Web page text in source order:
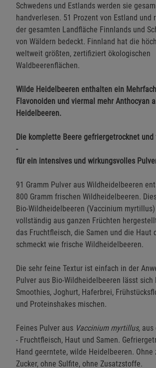
Schwedens und Estlands werden sie
handverlesen. 51 Prozent von Estland und
der gesamten Landfläche Finnlands und
von Wäldern bedeckt. Finnland hat die
weltweit größten, zertifiziert ökologischen
Waldbeerenflächen.
Wilde Heidelbeeren enthalten ein
Flavonoiden und viermal mehr Anthocyan
Heidelbeeren.
Die komplette Beere gefriergetrocknet
-
für ein intensives und wirkungsvolles
91 Gramm Pulver aus Wildheidelbeeren
800 Gramm frischen Wildheidelbeeren.
Bio-Wildheidelbeeren (Vaccinium
vollständig aus ganzen Früchten
das Fruchtfleisch, die Samen und die Haut
schmeckt wie frische Wildheidelbeeren.
Die sehr feine Textur ist einfach in der
Pulver aus Bio-Wildheidelbeeren lässt sich
Smoothies, Joghurt, Haferbrei,
und Proteinshakes mischen.
Feines Pulver aus Vaccinium myrtillus, aus
- Fruchtfleisch, Haut und Samen.
Hand geerntete, wilde Heidelbeeren. Ohne
Zucker, ohne Sulfite, ohne Zusatzstoffe.